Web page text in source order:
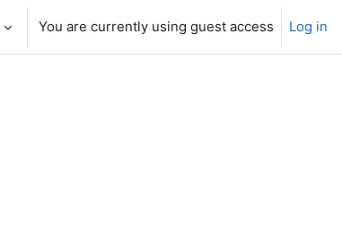
You are currently using guest access Log in